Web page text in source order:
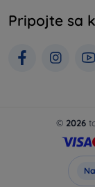
Pripojte sa
© 2026